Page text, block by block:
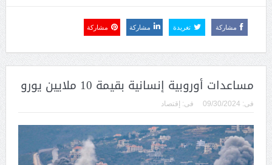
مشاركة تغريدة مشاركة مشاركة
مساعدات أوروبية إنسانية بقيمة 10 ملايين يورو
فى: 09/30/2024 فى: إقتصاد